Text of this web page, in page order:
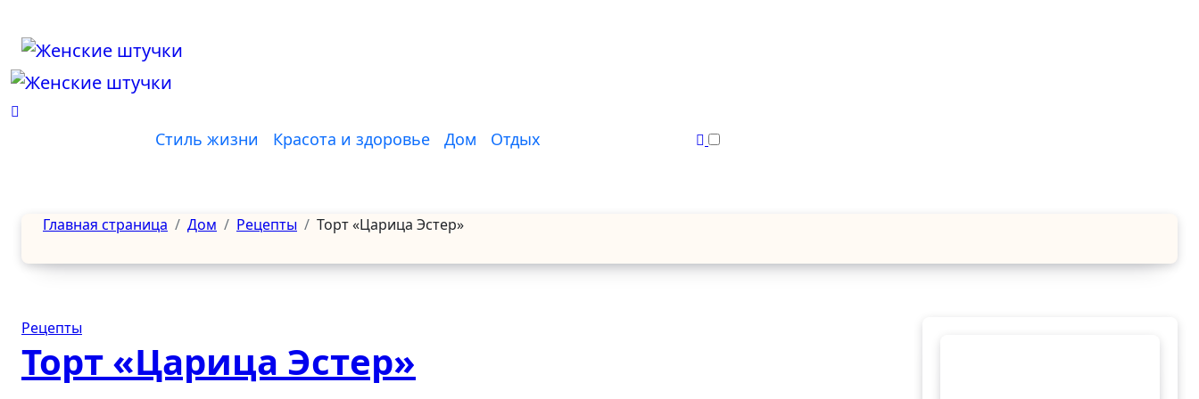
содержанию
Стиль жизни Красота и здоровье Дом Отдых
Главная страница Дом Рецепты Торт «Царица Эстер»
Рецепты
Торт «Царица Эстер»